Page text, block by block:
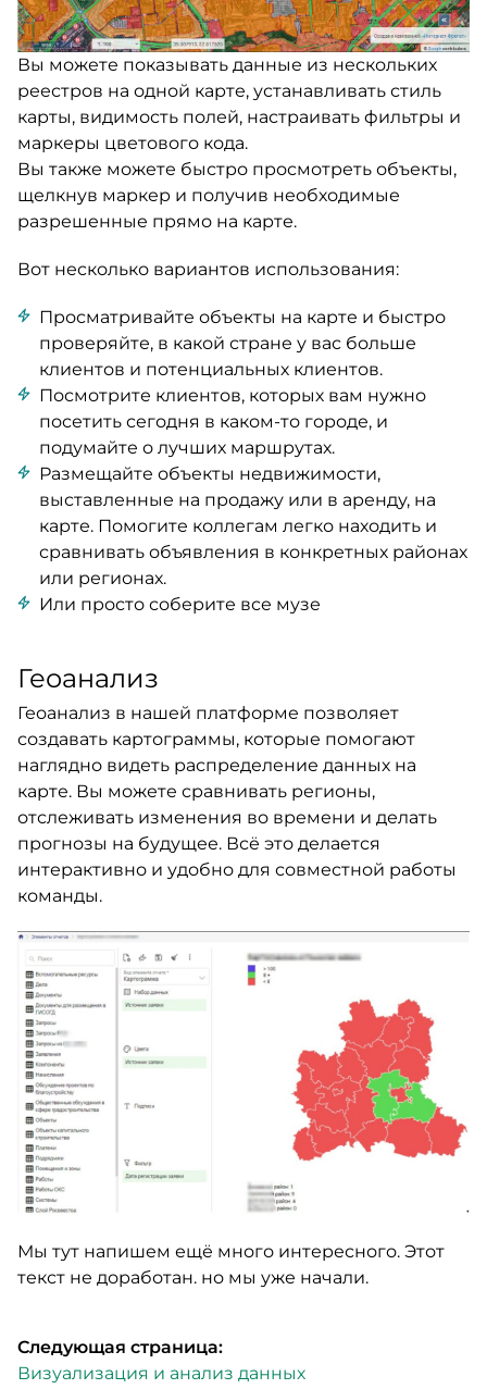
Вы можете показывать данные из нескольких
реестров на одной карте, устанавливать стиль
карты, видимость полей, настраивать фильтры и
маркеры цветового кода.
Вы также можете быстро просмотреть объекты,
щелкнув маркер и получив необходимые
разрешенные прямо на карте.
Вот несколько вариантов использования:
Просматривайте объекты на карте и быстро
проверяйте, в какой стране у вас больше
клиентов и потенциальных клиентов.
Посмотрите клиентов, которых вам нужно
посетить сегодня в каком-то городе, и
подумайте о лучших маршрутах.
Размещайте объекты недвижимости,
выставленные на продажу или в аренду, на
карте. Помогите коллегам легко находить и
сравнивать объявления в конкретных районах
или регионах.
Или просто соберите все музе
Геоанализ
Геоанализ в нашей платформе позволяет
создавать картограммы, которые помогают
наглядно видеть распределение данных на
карте. Вы можете сравнивать регионы,
отслеживать изменения во времени и делать
прогнозы на будущее. Всё это делается
интерактивно и удобно для совместной работы
команды.
Мы тут напишем ещё много интересного. Этот
текст не доработан. но мы уже начали.
Cледующая страница:
Визуализация и анализ данных